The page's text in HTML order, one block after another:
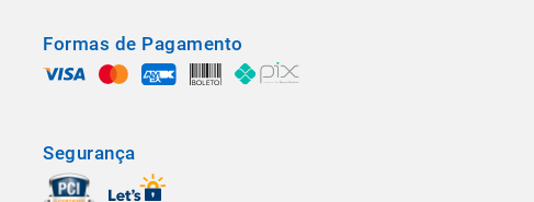
Formas de Pagamento
Segurança